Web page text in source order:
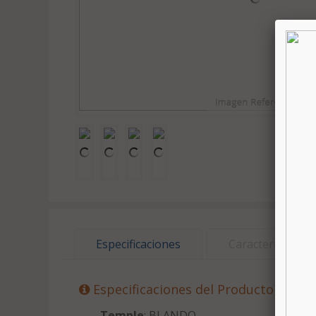
Especificaciones
Especificaciones del Producto